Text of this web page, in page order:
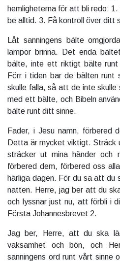
hemligheterna för att bli redo:
be alltid. 3. Få kontroll över ditt
Låt sanningens bälte
lampor brinna. Det enda
bälte, inte ett riktigt bälte runt
Förr i tiden bar de bälten
skulle falla, så att de inte skulle
med ett bälte, och Bibeln
bälte runt ditt sinne.
Fader, i Jesu namn, förbered
Detta är mycket viktigt. Sträck
sträcker ut mina händer och
förbered dem, förbered oss
härliga dagen. För du sa att du
natten. Herre, jag ber att du
och lyssnar just nu, att förbli i
Första Johannesbrevet 2.
Jag ber, Herre, att du ska
vaksamhet och bön, och
sanningens ord runt vårt sinne